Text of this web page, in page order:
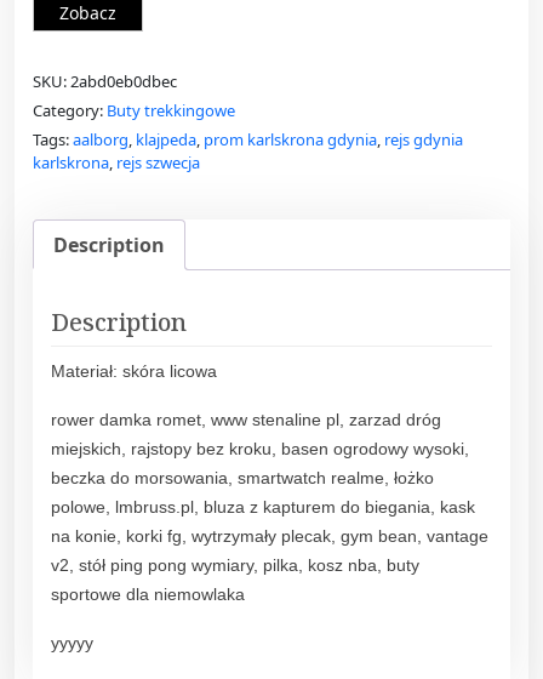
Zobacz
SKU:2abd0eb0dbec
Category: Buty trekkingowe
Tags:aalborg, klajpeda, prom karlskrona gdynia, rejs gdynia
karlskrona, rejs szwecja
Description
Description
Materiał: skóra licowa
rower damka romet, www stenaline pl, zarzad dróg
miejskich, rajstopy bez kroku, basen ogrodowy wysoki,
beczka do morsowania, smartwatch realme, łożko
polowe, lmbruss.pl, bluza z kapturem do biegania, kask
na konie, korki fg, wytrzymały plecak, gym bean, vantage
v2, stół ping pong wymiary, pilka, kosz nba, buty
sportowe dla niemowlaka
yyyyy